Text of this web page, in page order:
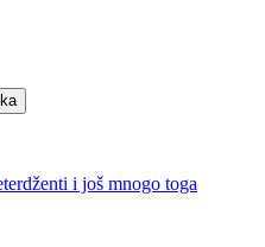
i još mnogo toga